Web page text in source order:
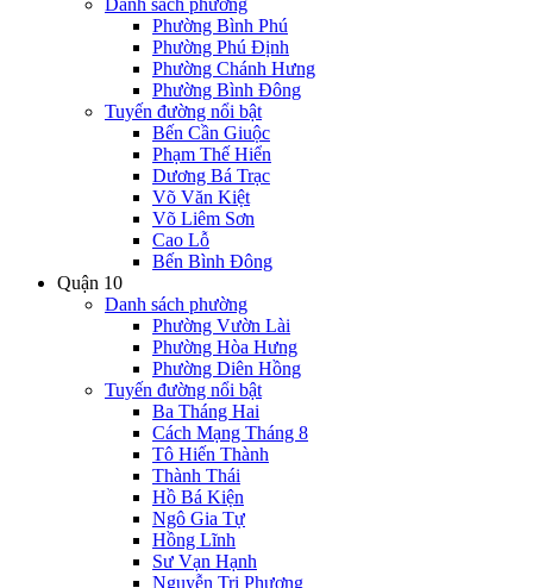
Danh sách phường
Phường Bình Phú
Phường Phú Định
Phường Chánh Hưng
Phường Bình Đông
Tuyến đường nổi bật
Bến Cần Giuộc
Phạm Thế Hiển
Dương Bá Trạc
Võ Văn Kiệt
Võ Liêm Sơn
Cao Lỗ
Bến Bình Đông
Quận 10
Danh sách phường
Phường Vườn Lài
Phường Hòa Hưng
Phường Diên Hồng
Tuyến đường nổi bật
Ba Tháng Hai
Cách Mạng Tháng 8
Tô Hiến Thành
Thành Thái
Hồ Bá Kiện
Ngô Gia Tự
Hồng Lĩnh
Sư Vạn Hạnh
Nguyễn Tri Phương